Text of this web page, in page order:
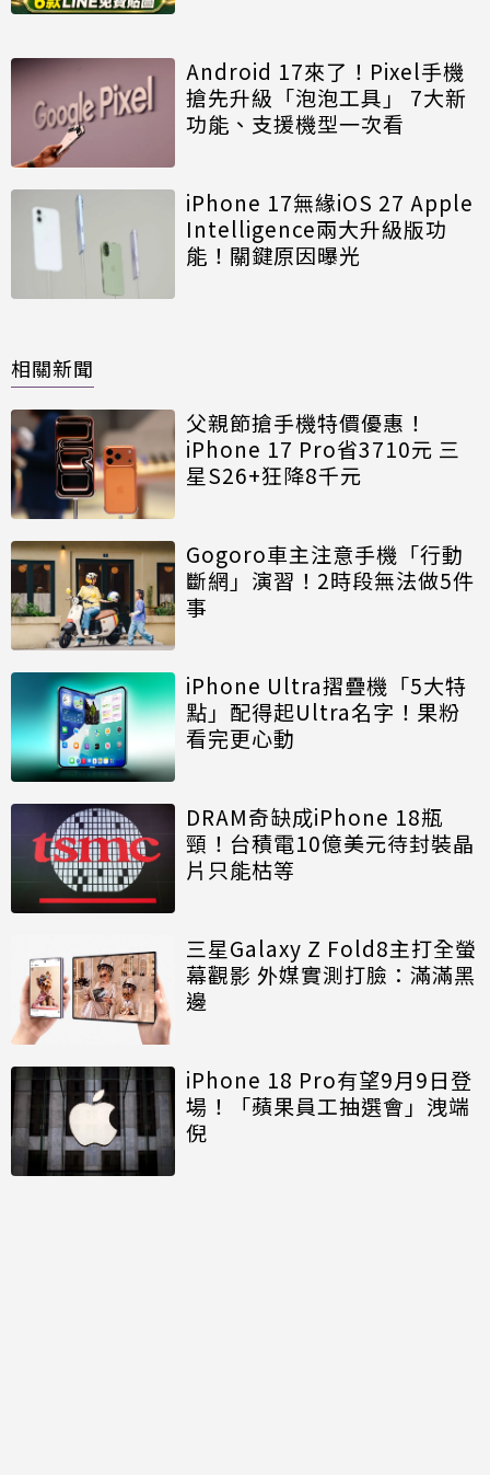
Android 17來了！Pixel手機
搶先升級「泡泡工具」 7大新
功能、支援機型一次看
iPhone 17無緣iOS 27 Apple
Intelligence兩大升級版功
能！關鍵原因曝光
相關新聞
父親節搶手機特價優惠！
iPhone 17 Pro省3710元 三
星S26+狂降8千元
Gogoro車主注意手機「行動
斷網」演習！2時段無法做5件
事
iPhone Ultra摺疊機「5大特
點」配得起Ultra名字！果粉
看完更心動
DRAM奇缺成iPhone 18瓶
頸！台積電10億美元待封裝晶
片只能枯等
三星Galaxy Z Fold8主打全螢
幕觀影 外媒實測打臉：滿滿黑
邊
iPhone 18 Pro有望9月9日登
場！「蘋果員工抽選會」洩端
倪